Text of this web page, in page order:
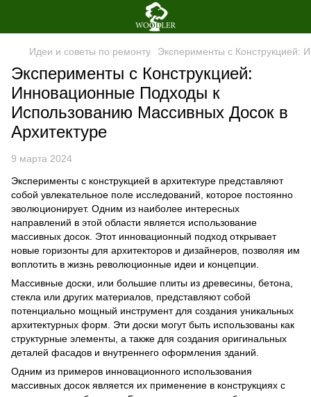
Идеи и советы по ремонту Эксперименты с Конструкцией:
Эксперименты с Конструкцией:
Инновационные Подходы к
Использованию Массивных Досок в
Архитектуре
9 марта 2024
Эксперименты с конструкцией в архитектуре представляют
собой увлекательное поле исследований, которое постоянно
эволюционирует. Одним из наиболее интересных
направлений в этой области является использование
массивных досок. Этот инновационный подход открывает
новые горизонты для архитекторов и дизайнеров, позволяя им
воплотить в жизнь революционные идеи и концепции.
Массивные доски, или большие плиты из древесины, бетона,
стекла или других материалов, представляют собой
потенциально мощный инструмент для создания уникальных
архитектурных форм. Эти доски могут быть использованы как
структурные элементы, а также для создания оригинальных
деталей фасадов и внутреннего оформления зданий.
Одним из примеров инновационного использования
массивных досок является их применение в конструкциях с